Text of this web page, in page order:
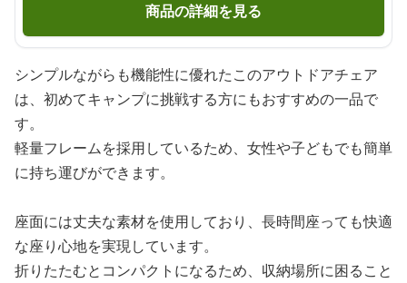
商品の詳細を見る
シンプルながらも機能性に優れたこのアウトドアチェア
は、初めてキャンプに挑戦する方にもおすすめの一品で
す。
軽量フレームを採用しているため、女性や子どもでも簡単
に持ち運びができます。
座面には丈夫な素材を使用しており、長時間座っても快適
な座り心地を実現しています。
折りたたむとコンパクトになるため、収納場所に困ること